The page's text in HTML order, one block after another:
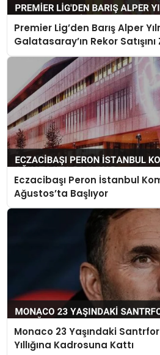
Premier Lig’den Barış Alper
Galatasaray’ın Rekor
Eczacibaşı Peron İstanbul
Ağustos’ta Başlıyor
Monaco 23 Yaşındaki
Yıllığına Kadrosuna Kattı